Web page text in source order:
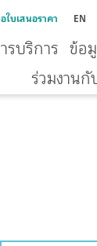
ใบเสนอราคา EN
รบริการ ข้อ
ร่วมงานกั